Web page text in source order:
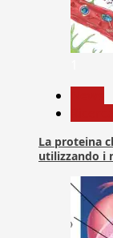
La proteina
utilizzando i